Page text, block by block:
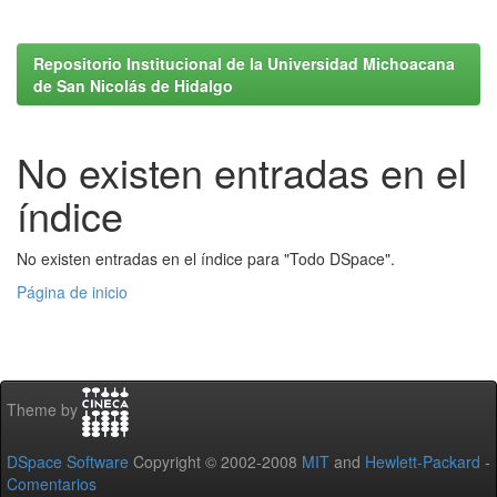
Repositorio Institucional de la Universidad Michoacana
de San Nicolás de Hidalgo
No existen entradas en el
índice
No existen entradas en el índice para "Todo DSpace".
Página de inicio
Theme by
DSpace Software Copyright © 2002-2008 MIT and Hewlett-Packard -
Comentarios